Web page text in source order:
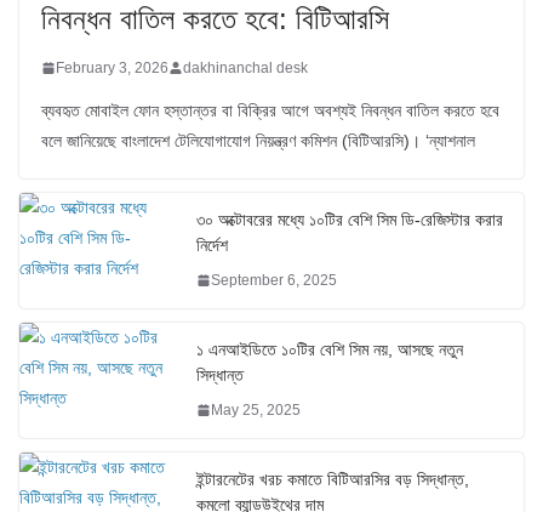
নিবন্ধন বাতিল করতে হবে: বিটিআরসি
February 3, 2026 dakhinanchal desk
ব্যবহৃত মোবাইল ফোন হস্তান্তর বা বিক্রির আগে অবশ্যই নিবন্ধন বাতিল করতে হবে
বলে জানিয়েছে বাংলাদেশ টেলিযোগাযোগ নিয়ন্ত্রণ কমিশন (বিটিআরসি)। ‘ন্যাশনাল
৩০ অক্টোবরের মধ্যে ১০টির বেশি সিম ডি-রেজিস্টার করার
নির্দেশ
September 6, 2025
১ এনআইডিতে ১০টির বেশি সিম নয়, আসছে নতুন
সিদ্ধান্ত
May 25, 2025
ইন্টারনেটের খরচ কমাতে বিটিআরসির বড় সিদ্ধান্ত,
কমলো ব্যান্ডউইথের দাম